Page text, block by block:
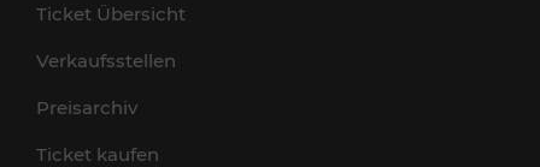
Ticket Übersicht
Verkaufsstellen
Preisarchiv
Ticket kaufen